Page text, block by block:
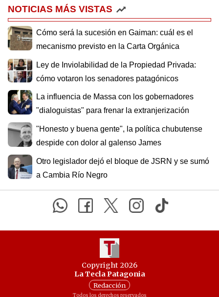
NOTICIAS MÁS VISTAS
Cómo será la sucesión en Gaiman: cuál es el
mecanismo previsto en la Carta Orgánica
Ley de Inviolabilidad de la Propiedad Privada:
cómo votaron los senadores patagónicos
La influencia de Massa con los gobernadores
"dialoguistas" para frenar la extranjerización
"Honesto y buena gente", la política chubutense
despide con dolor al galenso James
Otro legislador dejó el bloque de JSRN y se sumó
a Cambia Río Negro
Copyright 2026
La Tecla Patagonia
Redacción
Todos los derechos reservados